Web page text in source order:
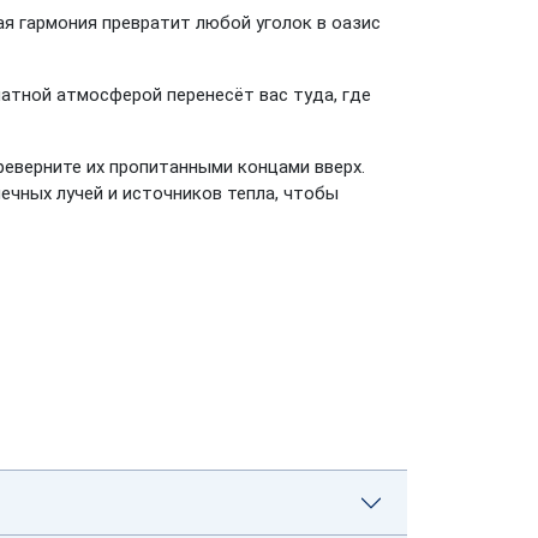
гармония превратит любой уголок в оазис
атмосферой перенесёт вас туда, где
их пропитанными концами вверх.
лучей и источников тепла, чтобы